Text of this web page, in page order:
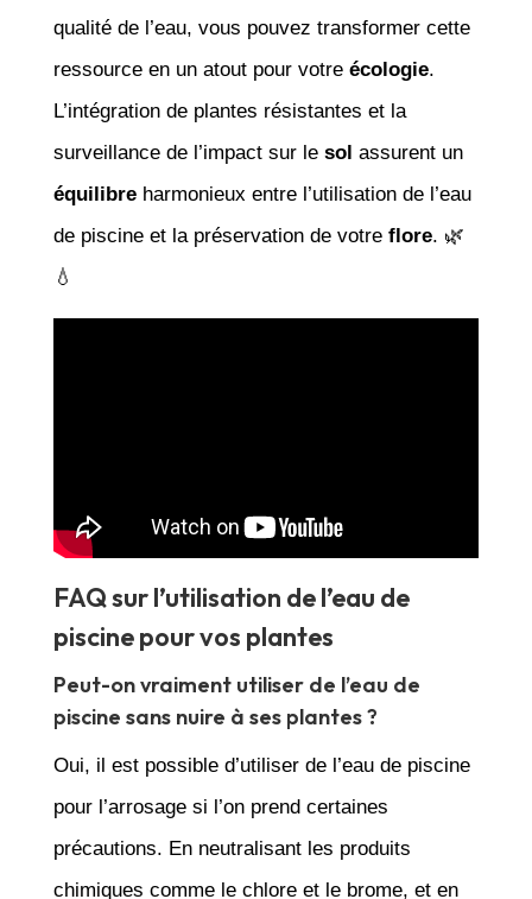
qualité de l’eau, vous pouvez transformer cette
ressource en un atout pour votre écologie.
L’intégration de plantes résistantes et la
surveillance de l’impact sur le sol assurent un
équilibreharmonieux entre l’utilisation de l’eau
de piscine et la préservation de votre flore. 🌿
💧
FAQ sur l’utilisation de l’eau de
piscine pour vos plantes
Peut-on vraiment utiliser de l’eau de
piscine sans nuire à ses plantes ?
Oui, il est possible d’utiliser de l’eau de piscine
pour l’arrosage si l’on prend certaines
précautions. En neutralisant les produits
chimiques comme le chlore et le brome, et en